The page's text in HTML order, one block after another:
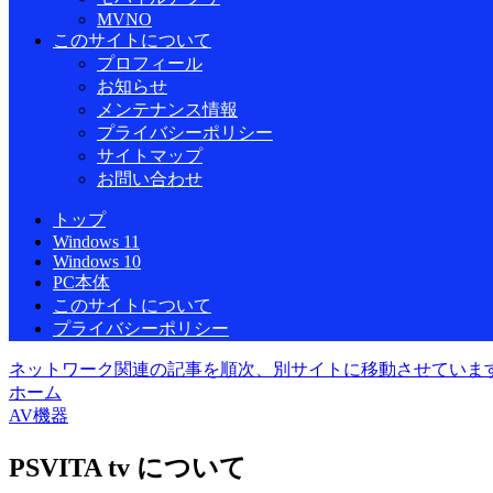
MVNO
このサイトについて
プロフィール
お知らせ
メンテナンス情報
プライバシーポリシー
サイトマップ
お問い合わせ
トップ
Windows 11
Windows 10
PC本体
このサイトについて
プライバシーポリシー
ネットワーク関連の記事を順次、別サイトに移動させていま
ホーム
AV機器
PSVITA tv について